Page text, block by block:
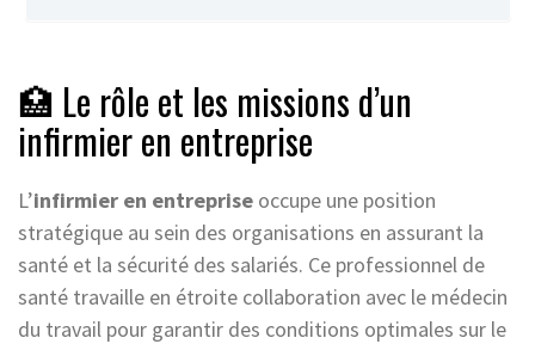
🏥 Le rôle et les missions d’un
infirmier en entreprise
L’infirmier en entreprise occupe une position
stratégique au sein des organisations en assurant la
santé et la sécurité des salariés. Ce professionnel de
santé travaille en étroite collaboration avec le médecin
du travail pour garantir des conditions optimales sur le